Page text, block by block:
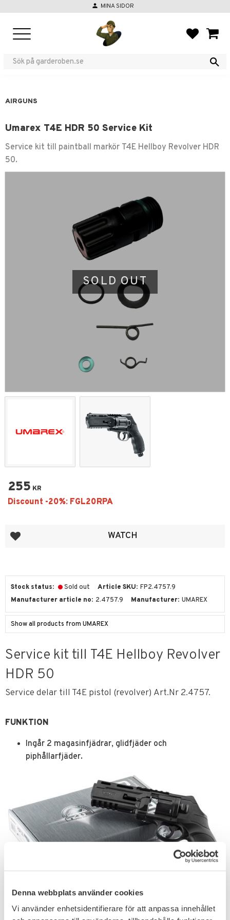
Denna webbplats använder cookies
Vi använder enhetsidentifierare för att anpassa innehållet
person MINA SIDOR
AIRGUNS
Umarex T4E HDR 50 Service Kit
Service kit till paintball markör T4E Hellboy Revolver HDR
50.
SOLD OUT
255 KR
Add to favorites WATCH
Stock status Sold out Article SKU FP2.4757.9
Manufacturer article no
2.4757.9 Manufacturer UMAREX
Show all products from UMAREX
Service kit till T4E Hellboy Revolver
HDR 50
Service delar till T4E pistol (revolver) Art.Nr 2.4757.
FUNKTION
Ingår 2 magasinfjädrar, glidfjäder och
piphållarfjäder.